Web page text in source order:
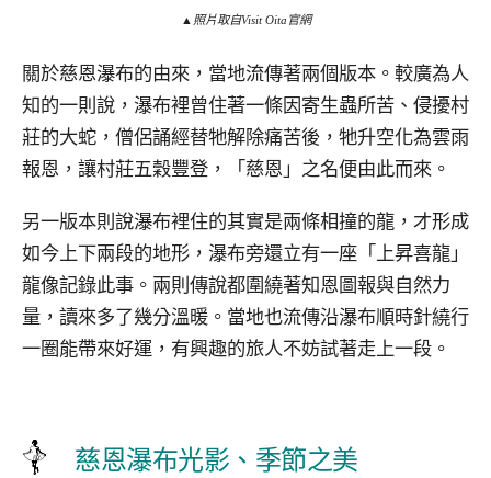
▲照片取自Visit Oita官網
關於慈恩瀑布的由來，當地流傳著兩個版本。較廣為人
知的一則說，瀑布裡曾住著一條因寄生蟲所苦、侵擾村
莊的大蛇，僧侶誦經替牠解除痛苦後，牠升空化為雲雨
報恩，讓村莊五穀豐登，「慈恩」之名便由此而來。
另一版本則說瀑布裡住的其實是兩條相撞的龍，才形成
如今上下兩段的地形，瀑布旁還立有一座「上昇喜龍」
龍像記錄此事。兩則傳說都圍繞著知恩圖報與自然力
量，讀來多了幾分溫暖。當地也流傳沿瀑布順時針繞行
一圈能帶來好運，有興趣的旅人不妨試著走上一段。
慈恩瀑布光影、季節之美